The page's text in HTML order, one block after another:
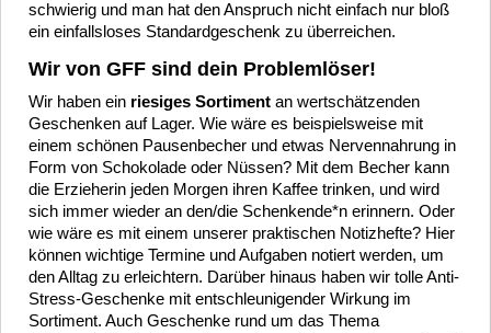
schwierig und man hat den Anspruch nicht einfach nur bloß
ein einfallsloses Standardgeschenk zu überreichen.
Wir von GFF sind dein Problemlöser!
Wir haben ein riesiges Sortiment an wertschätzenden
Geschenken auf Lager. Wie wäre es beispielsweise mit
einem schönen Pausenbecher und etwas Nervennahrung in
Form von Schokolade oder Nüssen? Mit dem Becher kann
die Erzieherin jeden Morgen ihren Kaffee trinken, und wird
sich immer wieder an den/die Schenkende*n erinnern. Oder
wie wäre es mit einem unserer praktischen Notizhefte? Hier
können wichtige Termine und Aufgaben notiert werden, um
den Alltag zu erleichtern. Darüber hinaus haben wir tolle Anti-
Stress-Geschenke mit entschleunigender Wirkung im
Sortiment. Auch Geschenke rund um das Thema